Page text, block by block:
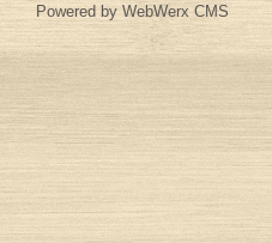
Powered by WebWerx CMS